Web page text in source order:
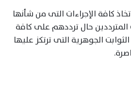
كافة الإجراءات التى من شأنها
حال ترددهم على كافة
الجوهرية التى ترتكز عليها